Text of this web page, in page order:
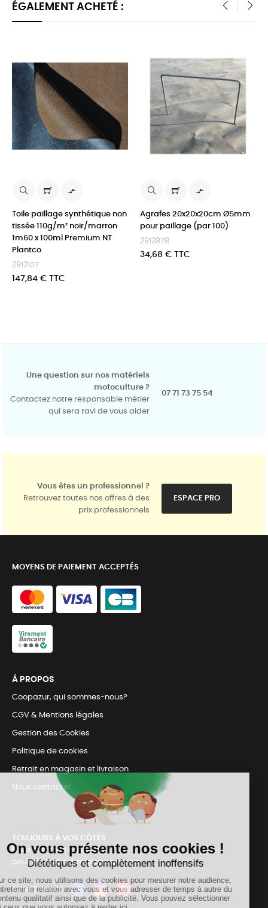
ÉGALEMENT ACHETÉ :

Toile paillage synthétique non
tissée 110g/m² noir/marron
1m60 x 100ml Premium NT
Plantco
2812107
Prix
147,84 € TTC

Agrafes 20x20x20cm Ø5mm
pour paillage (par 100)
2812878
Prix
34,68 € TTC
Une question sur nos matériels
motoculture ?
Contactez notre responsable métier
qui sera ravi de vous aider
07 71 73 75 54
Vous êtes un professionnel ?
Retrouvez toutes nos offres à des
prix professionnels
ESPACE PRO
MOYENS DE PAIEMENT ACCEPTÉS
Á PROPOS
Coopazur, qui sommes-nous?
CGV & Mentions légales
Gestion des Cookies
Politique de cookies
Retrait en magasin et livraison
Nous contacter
TOUJOURS Á VOS CÔTÉS
Nous sommes connectés
pour répondre à tous vos besoins
SUIVEZ-NOUS